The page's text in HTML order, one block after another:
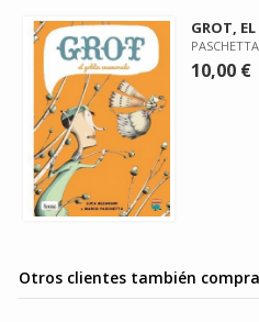
GROT,
10,00 €
Otros clientes también